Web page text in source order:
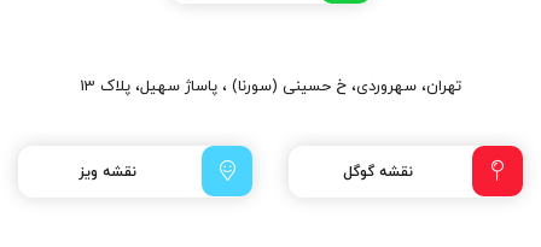
تهران، سهروردی، خ حسینی (سورنا) ، پاساژ سهیل، پلاک 13
نقشه گوگل نقشه ویز